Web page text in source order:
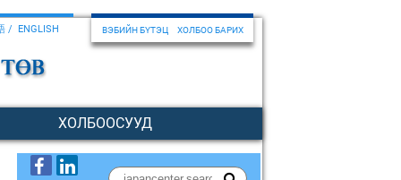
ВЭБИЙН БҮТЭЦ ХОЛБОО БАРИХ
ENGLISH
ХОЛБООСУУД